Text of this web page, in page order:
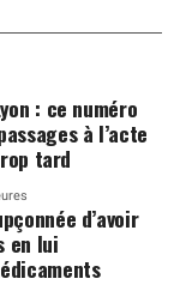
: ce numéro
à l’acte
tard
d’avoir
en lui